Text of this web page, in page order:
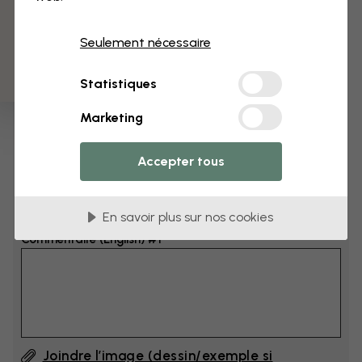
Ajoutez 6–10 cm à la largeur et à la hauteur
Ajouter un commentaire
Commentaire (English) #1
Joindre l’image (dessin/exemple si
Seulement nécessaire
Statistiques
Marketing
Accepter tous
En savoir plus sur nos cookies